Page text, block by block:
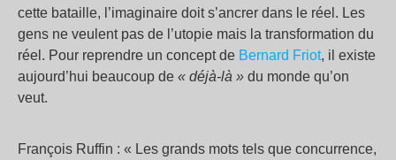
cette bataille, l’imaginaire doit s’ancrer dans le réel. Les
gens ne veulent pas de l’utopie mais la transformation du
réel. Pour reprendre un concept de Bernard Friot, il existe
aujourd’hui beaucoup de « déjà-là » du monde qu’on
veut.
François Ruffin : « Les grands mots tels que concurrence,